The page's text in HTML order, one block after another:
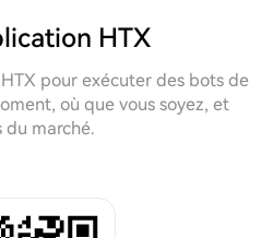
HTX
pour exécuter des bots de
où que vous soyez, et
du marché.